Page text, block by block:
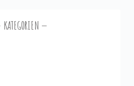
KATEGORIEN